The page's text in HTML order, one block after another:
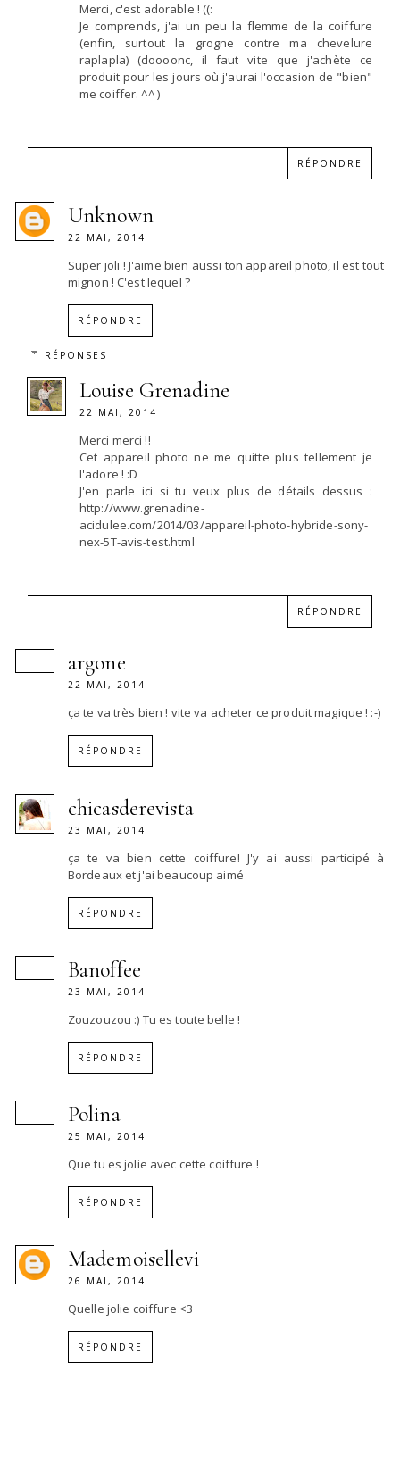
Merci, c'est adorable ! ((:
Je comprends, j'ai un peu la flemme de la coiffure
(enfin, surtout la grogne contre ma chevelure
raplapla) (doooonc, il faut vite que j'achète ce
produit pour les jours où j'aurai l'occasion de "bien"
me coiffer. ^^ )
RÉPONDRE
Unknown
22 MAI, 2014
Super joli ! J'aime bien aussi ton appareil photo, il est tout
mignon ! C'est lequel ?
RÉPONDRE
RÉPONSES
Louise Grenadine
22 MAI, 2014
Merci merci !!
Cet appareil photo ne me quitte plus tellement je
l'adore ! :D
J'en parle ici si tu veux plus de détails dessus :
http://www.grenadine-
acidulee.com/2014/03/appareil-photo-hybride-sony-
nex-5T-avis-test.html
RÉPONDRE
argone
22 MAI, 2014
ça te va très bien ! vite va acheter ce produit magique ! :-)
RÉPONDRE
chicasderevista
23 MAI, 2014
ça te va bien cette coiffure! J'y ai aussi participé à
Bordeaux et j'ai beaucoup aimé
RÉPONDRE
Banoffee
23 MAI, 2014
Zouzouzou :) Tu es toute belle !
RÉPONDRE
Polina
25 MAI, 2014
Que tu es jolie avec cette coiffure !
RÉPONDRE
Mademoisellevi
26 MAI, 2014
Quelle jolie coiffure <3
RÉPONDRE